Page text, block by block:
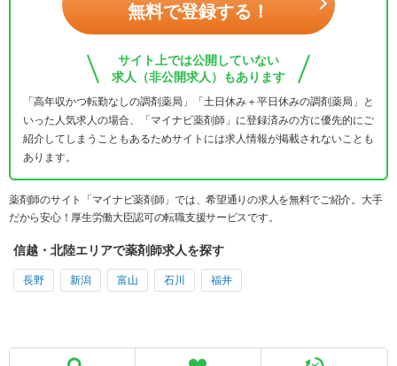
無料で登録する！
サイト上では公開していない
求人（非公開求人）もあります
「高年収かつ転勤なしの調剤薬局」「土日休み＋平日休みの調剤薬局」と
いった人気求人の場合、「マイナビ薬剤師」に登録済みの方に優先的にご
紹介してしまうこともあるためサイトには求人情報が掲載されないことも
あります。
薬剤師のサイト「マイナビ薬剤師」では、希望通りの求人を無料でご紹介。大手
だから安心！厚生労働大臣認可の転職支援サービスです。
信越・北陸エリアで薬剤師求人を探す
長野 新潟 富山 石川 福井